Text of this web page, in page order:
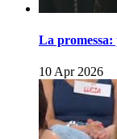
La promessa:
10 Apr 2026